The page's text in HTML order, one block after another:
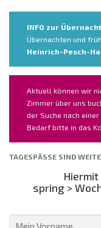
INFO zur
Übernachten und
Heinrich-Pesch-
Aktuell können wir
Zimmer über uns
der Suche nach
Bedarf bitte in das
TAGESPÄSSE SIND
Hiermit
spring >